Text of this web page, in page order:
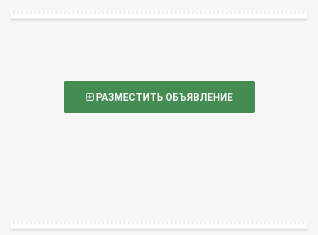
РАЗМЕСТИТЬ ОБЪЯВЛЕНИЕ